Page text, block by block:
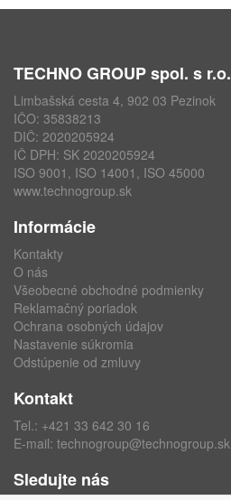
TECHNO GROUP spol. s r.o.
Limbašská cesta 4, 902 03 Pezinok
IČO: 35838213
DIČ: 2020205924
IČ DPH: SK 2020205924
ISO 9001, ISO 14001, ISO 45000
www.technogroup.sk
Informácie
Kontakty
O nás
Všeobecné obchodné podmienky
Reklamačný poriadok
Ochrana osobných údajov
Nastavenie súkromia
Odstúpenie od zmluvy
Kontakt
Tel.: +421 33 642 30 16
E-mail: technogroup@technogroup.sk
Sledujte nás